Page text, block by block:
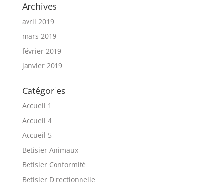
Archives
avril 2019
mars 2019
février 2019
janvier 2019
Catégories
Accueil 1
Accueil 4
Accueil 5
Betisier Animaux
Betisier Conformité
Betisier Directionnelle